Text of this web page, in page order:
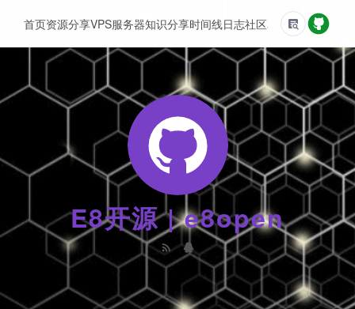
E8开源 | e8open
首页资源分享VPS服务器知识分享时间线日志社区友情链接